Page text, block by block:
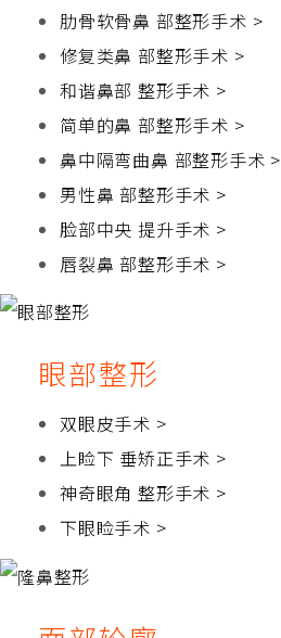
肋骨软骨鼻 部整形手术 >
修复类鼻 部整形手术 >
和谐鼻部 整形手术 >
简单的鼻 部整形手术 >
鼻中隔弯曲鼻 部整形手术 >
男性鼻 部整形手术 >
脸部中央 提升手术 >
唇裂鼻 部整形手术 >
眼部整形
双眼皮手术 >
上睑下 垂矫正手术 >
神奇眼角 整形手术 >
下眼睑手术 >